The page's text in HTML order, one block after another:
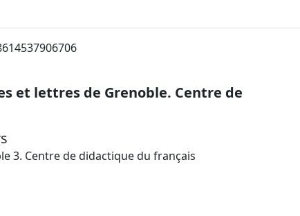
et lettres de Grenoble. Centre de
3. Centre de didactique du français